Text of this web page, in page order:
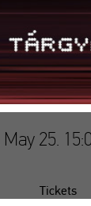
May 25.
Tickets